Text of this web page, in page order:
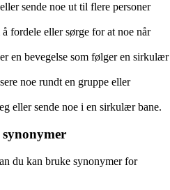
sende noe ut til flere personer
fordele eller sørge for at noe når
en bevegelse som følger en sirkulær
noe rundt en gruppe eller
eller sende noe i en sirkulær bane.
du kan bruke synonymer for